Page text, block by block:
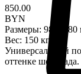
850.00
BYN
Размеры: 980×980
Вес: 150 кг
Универсальный
оттенке шоколада.